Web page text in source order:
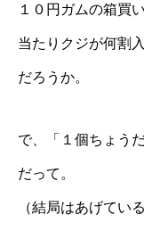
１０円ガムの箱買
当たりクジが何割
だろうか。
で、「１個ちょう
だって。
（結局はあげてい